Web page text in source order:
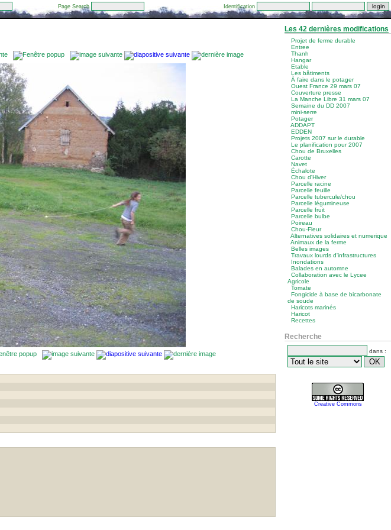
Page Search Identification
Les 42 dernières modifications
Projet de ferme durable
Entree
Thanh
Hangar
Etable
Les bâtiments
À faire dans le potager
Ouest France 29 mars 07
Couverture presse
La Manche Libre 31 mars 07
Semaine du DD 2007
mini-serre
Potager
ADDAPT
EDDEN
Projets 2007 sur le durable
Le planification pour 2007
Chou de Bruxelles
Carotte
Navet
Échalote
Chou d'Hiver
Parcelle racine
Parcelle feuille
Parcelle tubercule/chou
Parcelle légumineuse
Parcelle fruit
Parcelle bulbe
Poireau
Chou-Fleur
Alternatives solidaires et numerique
Animaux de la ferme
Belles images
Travaux lourds d'infrastructures
Inondations
Balades en automne
Collaboration avec le Lycee
Agricole
Tomate
Fongicide à base de bicarbonate
de soude
Haricots marinés
Haricot
Recettes
Recherche
dans :
Creative Commons